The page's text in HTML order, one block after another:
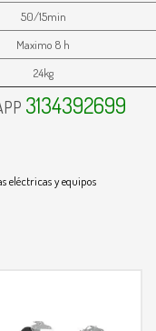
50/15min
Maximo 8 h
24kg
3134392699
eléctricas y equipos